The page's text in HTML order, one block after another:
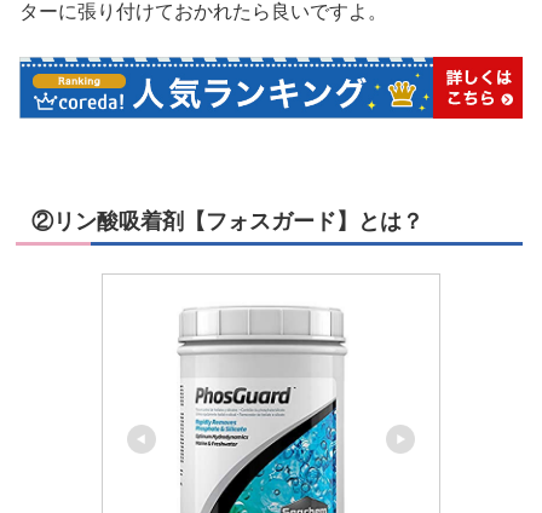
ターに張り付けておかれたら良いですよ。
②リン酸吸着剤【フォスガード】とは？